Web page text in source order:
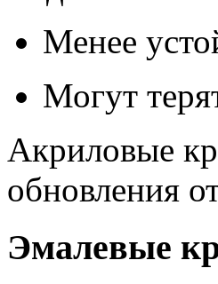
Менее
Могут
Акриловые
обновления
Эмалевые